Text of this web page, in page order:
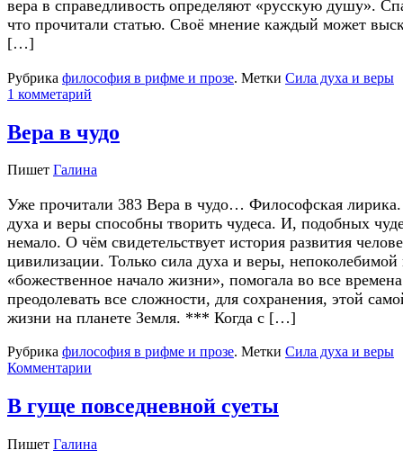
вера в справедливость определяют «русскую душу».
что прочитали статью. Своё мнение каждый может
[…]
Рубрика философия в рифме и прозе. Метки Сила духа и веры
1 комметарий
Вера в чудо
Пишет Галина
Уже прочитали 383 Вера в чудо… Философская
духа и веры способны творить чудеса. И, подобных
немало. О чём свидетельствует история развития
цивилизации. Только сила духа и веры, непоколебимой
«божественное начало жизни», помогала во все времена
преодолевать все сложности, для сохранения, этой
жизни на планете Земля. *** Когда с […]
Рубрика философия в рифме и прозе. Метки Сила духа и веры
Комментарии
В гуще повседневной суеты
Пишет Галина